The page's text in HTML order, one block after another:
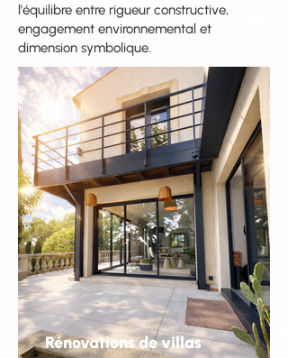
l'équilibre entre rigueur constructive,
engagement environnemental et
dimension symbolique.
Rénovations de villas